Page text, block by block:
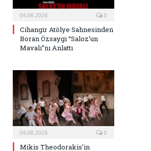
06.08.2026 0
Cihangir Atölye Sahnesinden
Boran Özsaygı “Saloz’un
Mavalı”nı Anlattı
06.08.2026 0
Mikis Theodorakis’in